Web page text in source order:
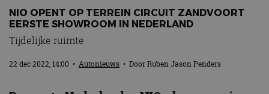
NIO OPENT OP TERREIN CIRCUIT ZANDVOORT
EERSTE SHOWROOM IN NEDERLAND
Tijdelijke ruimte
22 dec 2022, 14:00 • Autonieuws • DoorRuben Jason Penders